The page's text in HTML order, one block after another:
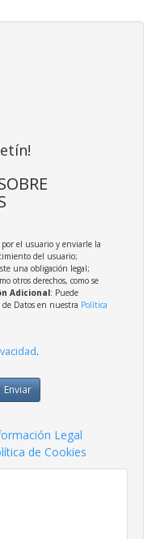
el usuario y enviarle la
del usuario;
una obligación legal;
otros derechos, como se
Adicional: Puede
Datos en nuestra Política
.
Enviar
Legal
de Cookies